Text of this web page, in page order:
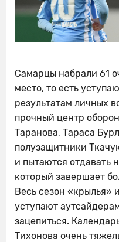
Самарцы набрали 61
место, то есть
результатам личных
прочный центр
Таранова, Тараса
полузащитники
и пытаются отдавать
который завершает
Весь сезон «крылья»
уступают
зацепиться.
Тихонова очень